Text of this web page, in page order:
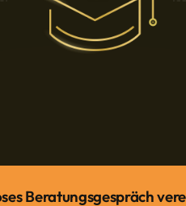
Beratungsgespräch